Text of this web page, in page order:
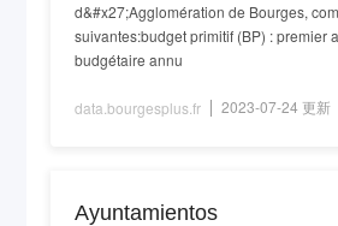
d&#x27;Agglomération de Bourges,
suivantes:budget primitif (BP) : premier
budgétaire annu
data.bourgesplus.fr 2023-07-24 更新
Ayuntamientos